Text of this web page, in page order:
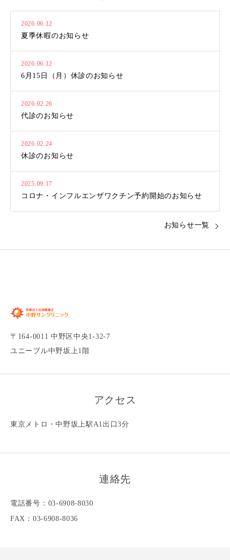
2026.06.12
夏季休暇のお知らせ
2026.06.12
6月15日（月）休診のお知らせ
2026.02.26
代診のお知らせ
2026.02.24
休診のお知らせ
2025.09.17
コロナ・インフルエンザワクチン予約開始のお知らせ
お知らせ一覧
〒164-0011 中野区中央1-32-7
ユニーブル中野坂上1階
アクセス
東京メトロ・中野坂上駅A1出口3分
連絡先
電話番号：03-6908-8030
FAX：03-6908-8036